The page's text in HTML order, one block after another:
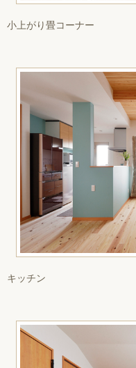
小上がり畳コーナー
キッチン